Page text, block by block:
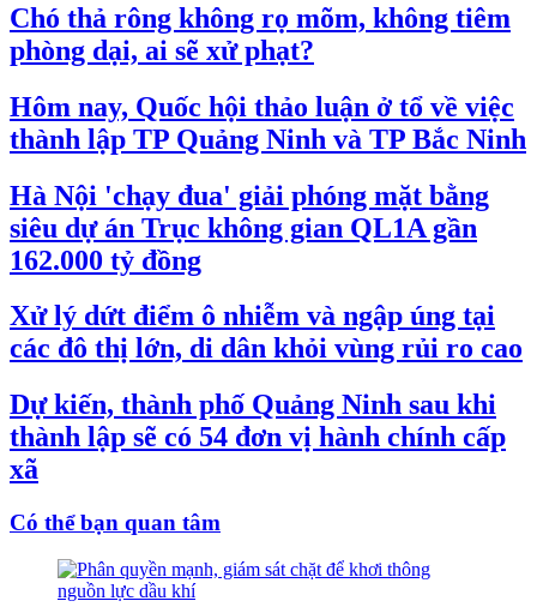
Chó thả rông không rọ mõm, không tiêm
phòng dại, ai sẽ xử phạt?
Hôm nay, Quốc hội thảo luận ở tổ về việc
thành lập TP Quảng Ninh và TP Bắc Ninh
Hà Nội 'chạy đua' giải phóng mặt bằng
siêu dự án Trục không gian QL1A gần
162.000 tỷ đồng
Xử lý dứt điểm ô nhiễm và ngập úng tại
các đô thị lớn, di dân khỏi vùng rủi ro cao
Dự kiến, thành phố Quảng Ninh sau khi
thành lập sẽ có 54 đơn vị hành chính cấp
xã
Có thể bạn quan tâm